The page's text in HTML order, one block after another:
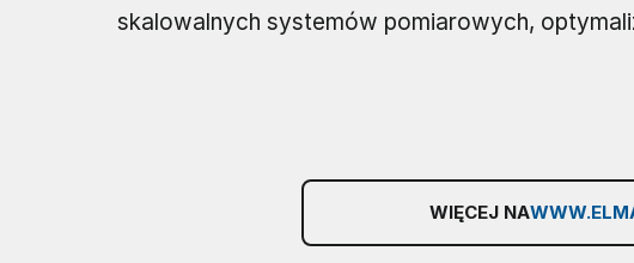
skalowalnych systemów pomiarowych,
WIĘCEJ NA